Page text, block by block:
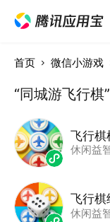
首页 微信小游戏
“同城游飞行棋
飞行棋
休闲益
飞行棋
休闲益